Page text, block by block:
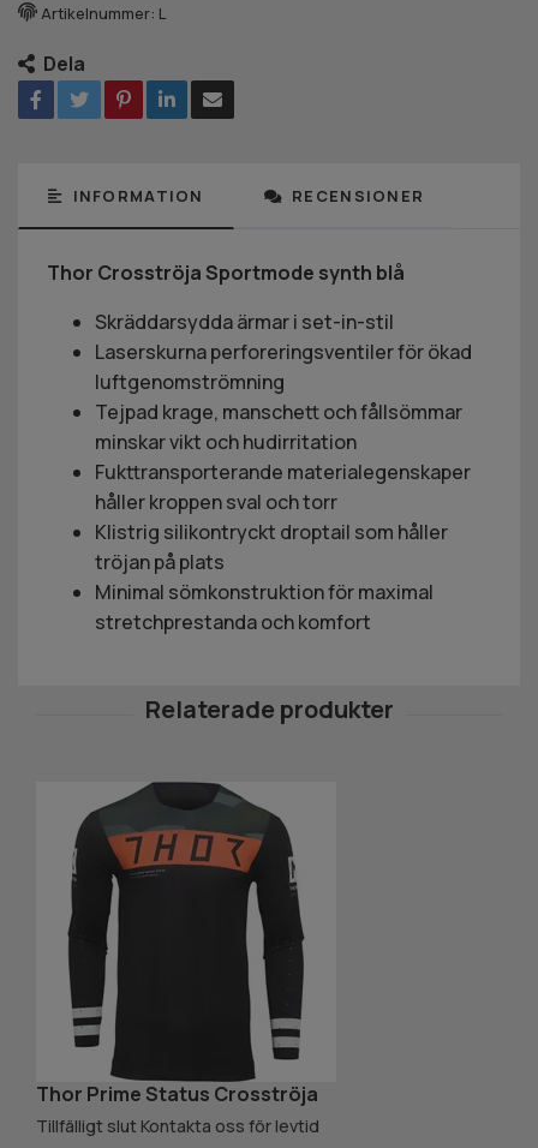
Artikelnummer: L
Dela
INFORMATION RECENSIONER
Thor Crosströja Sportmode synth blå
Skräddarsydda ärmar i set-in-stil
Laserskurna perforeringsventiler för ökad
luftgenomströmning
Tejpad krage, manschett och fållsömmar
minskar vikt och hudirritation
Fukttransporterande materialegenskaper
håller kroppen sval och torr
Klistrig silikontryckt droptail som håller
tröjan på plats
Minimal sömkonstruktion för maximal
stretchprestanda och komfort
Thor Prime Status Crosströja
Tillfälligt slut Kontakta oss för levtid